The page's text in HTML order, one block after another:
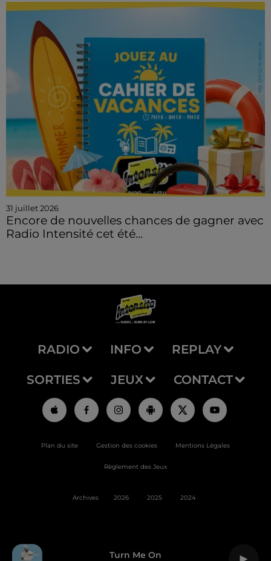
Turn Me On
31 juillet 2026
Encore de nouvelles chances de gagner avec
Radio Intensité cet été...
RADIO INFO REPLAY
SORTIES JEUX CONTACT
Plan du site Gestion des cookies Mentions Légales
Règlement des Jeux
Archives 2026 2025 2024